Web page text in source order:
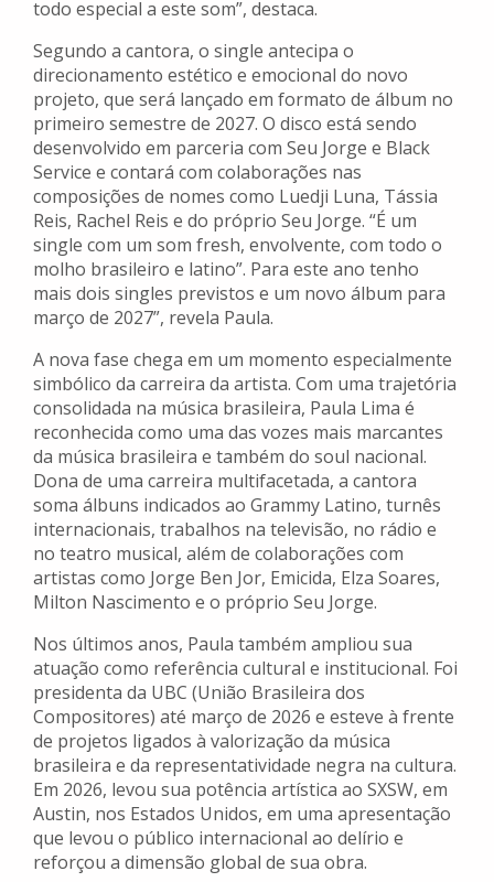
todo especial a este som”, destaca.
Segundo a cantora, o single antecipa o
direcionamento estético e emocional do novo
projeto, que será lançado em formato de álbum no
primeiro semestre de 2027. O disco está sendo
desenvolvido em parceria com Seu Jorge e Black
Service e contará com colaborações nas
composições de nomes como Luedji Luna, Tássia
Reis, Rachel Reis e do próprio Seu Jorge. “É um
single com um som fresh, envolvente, com todo o
molho brasileiro e latino”. Para este ano tenho
mais dois singles previstos e um novo álbum para
março de 2027”, revela Paula.
A nova fase chega em um momento especialmente
simbólico da carreira da artista. Com uma trajetória
consolidada na música brasileira, Paula Lima é
reconhecida como uma das vozes mais marcantes
da música brasileira e também do soul nacional.
Dona de uma carreira multifacetada, a cantora
soma álbuns indicados ao Grammy Latino, turnês
internacionais, trabalhos na televisão, no rádio e
no teatro musical, além de colaborações com
artistas como Jorge Ben Jor, Emicida, Elza Soares,
Milton Nascimento e o próprio Seu Jorge.
Nos últimos anos, Paula também ampliou sua
atuação como referência cultural e institucional. Foi
presidenta da UBC (União Brasileira dos
Compositores) até março de 2026 e esteve à frente
de projetos ligados à valorização da música
brasileira e da representatividade negra na cultura.
Em 2026, levou sua potência artística ao SXSW, em
Austin, nos Estados Unidos, em uma apresentação
que levou o público internacional ao delírio e
reforçou a dimensão global de sua obra.